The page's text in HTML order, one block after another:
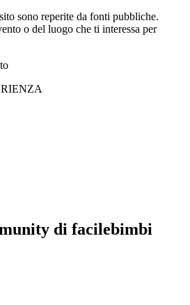
sono reperite da fonti pubbliche.
o del luogo che ti interessa per
di facilebimbi